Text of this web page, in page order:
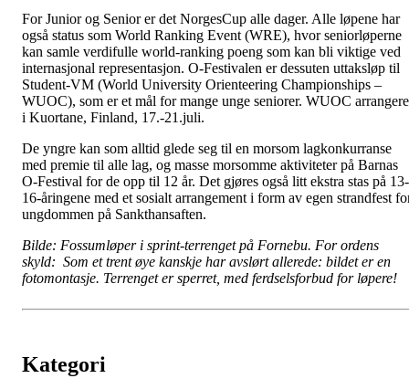
For Junior og Senior er det NorgesCup alle dager. Alle løpene har
også status som World Ranking Event (WRE), hvor seniorløperne
kan samle verdifulle world-ranking poeng som kan bli viktige ved
internasjonal representasjon. O-Festivalen er dessuten uttaksløp til
Student-VM (World University Orienteering Championships –
WUOC), som er et mål for mange unge seniorer. WUOC
i Kuortane, Finland, 17.-21.juli.
De yngre kan som alltid glede seg til en morsom lagkonkurranse
med premie til alle lag, og masse morsomme aktiviteter på Barnas
O-Festival for de opp til 12 år. Det gjøres også litt ekstra stas på 13-
16-åringene med et sosialt arrangement i form av egen strandfest
ungdommen på Sankthansaften.
Bilde: Fossumløper i sprint-terrenget på Fornebu. For ordens
skyld: Som et trent øye kanskje har avslørt allerede: bildet er en
fotomontasje. Terrenget er sperret, med ferdselsforbud for løpere!
Kategori